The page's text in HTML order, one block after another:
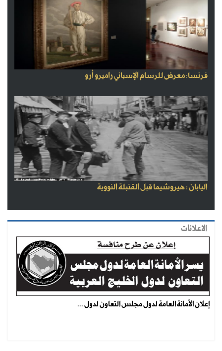
فرنسا: معرض للرسام الإسباني راميرو أرو
اليابان : هيروشيما قبل القنبلة النووية
الاعلانات
إعلان الأمانة العامة لدول مجلس التعاون لدول ...